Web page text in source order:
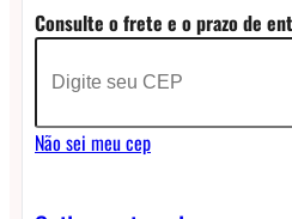
G64K
64000
puffs
-
Consulte o frete e o prazo de
Não sei meu cep